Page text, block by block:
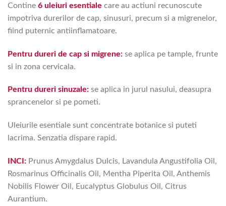
Contine 6 uleiuri esentiale care au actiuni recunoscute
impotriva durerilor de cap, sinusuri, precum si a migrenelor,
fiind puternic antiinflamatoare.
Pentru dureri de cap si migrene: se aplica pe tample, frunte
si in zona cervicala.
Pentru dureri sinuzale: se aplica in jurul nasului, deasupra
sprancenelor si pe pometi.
Uleiurile esentiale sunt concentrate botanice si puteti
lacrima. Senzatia dispare rapid.
INCI: Prunus Amygdalus Dulcis, Lavandula Angustifolia Oil,
Rosmarinus Officinalis Oil, Mentha Piperita Oil, Anthemis
Nobilis Flower Oil, Eucalyptus Globulus Oil, Citrus
Aurantium.